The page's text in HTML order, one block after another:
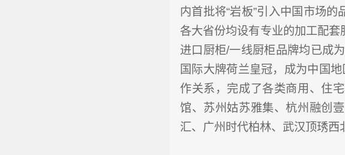
内首批将“岩板”引入中国市场
各大省份均设有专业的加工配
进口厨柜/一线厨柜品牌均已成
国际大牌荷兰皇冠，成为中国
作关系，完成了各类商用、住
馆、苏州姑苏雅集、杭州融创
汇、广州时代柏林、武汉顶琇西